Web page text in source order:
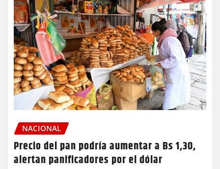
NACIONAL
Precio del pan podría aumentar a Bs 1,30,
alertan panificadores por el dólar